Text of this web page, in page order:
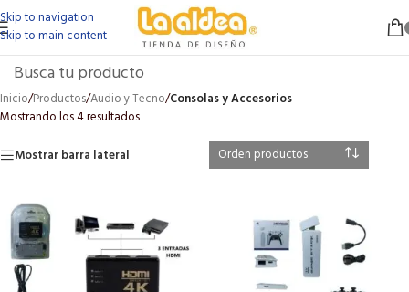
Skip to navigation
Skip to main content
Inicio/Productos/Audio y Tecno/Consolas y Accesorios
Mostrando los 4 resultados
Mostrar barra lateral